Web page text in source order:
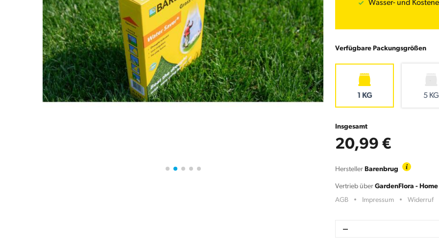
Wasser- und
Verfügbare Packungsgrößen
1 KG 5 KG
Insgesamt
20,99 €
Hersteller Barenbrug
Vertrieb über GardenFlora -
AGB
Impressum Widerruf